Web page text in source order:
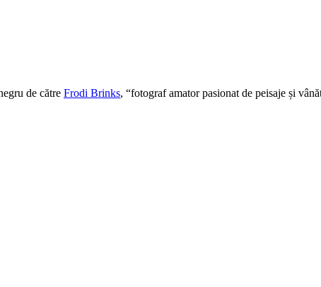
de către Frodi Brinks, “fotograf amator pasionat de peisaje și